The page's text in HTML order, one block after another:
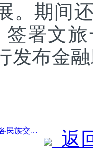
。期间
签署文
发布金
前一篇：新疆喀什举行旅游促各民族交流推广活动 返